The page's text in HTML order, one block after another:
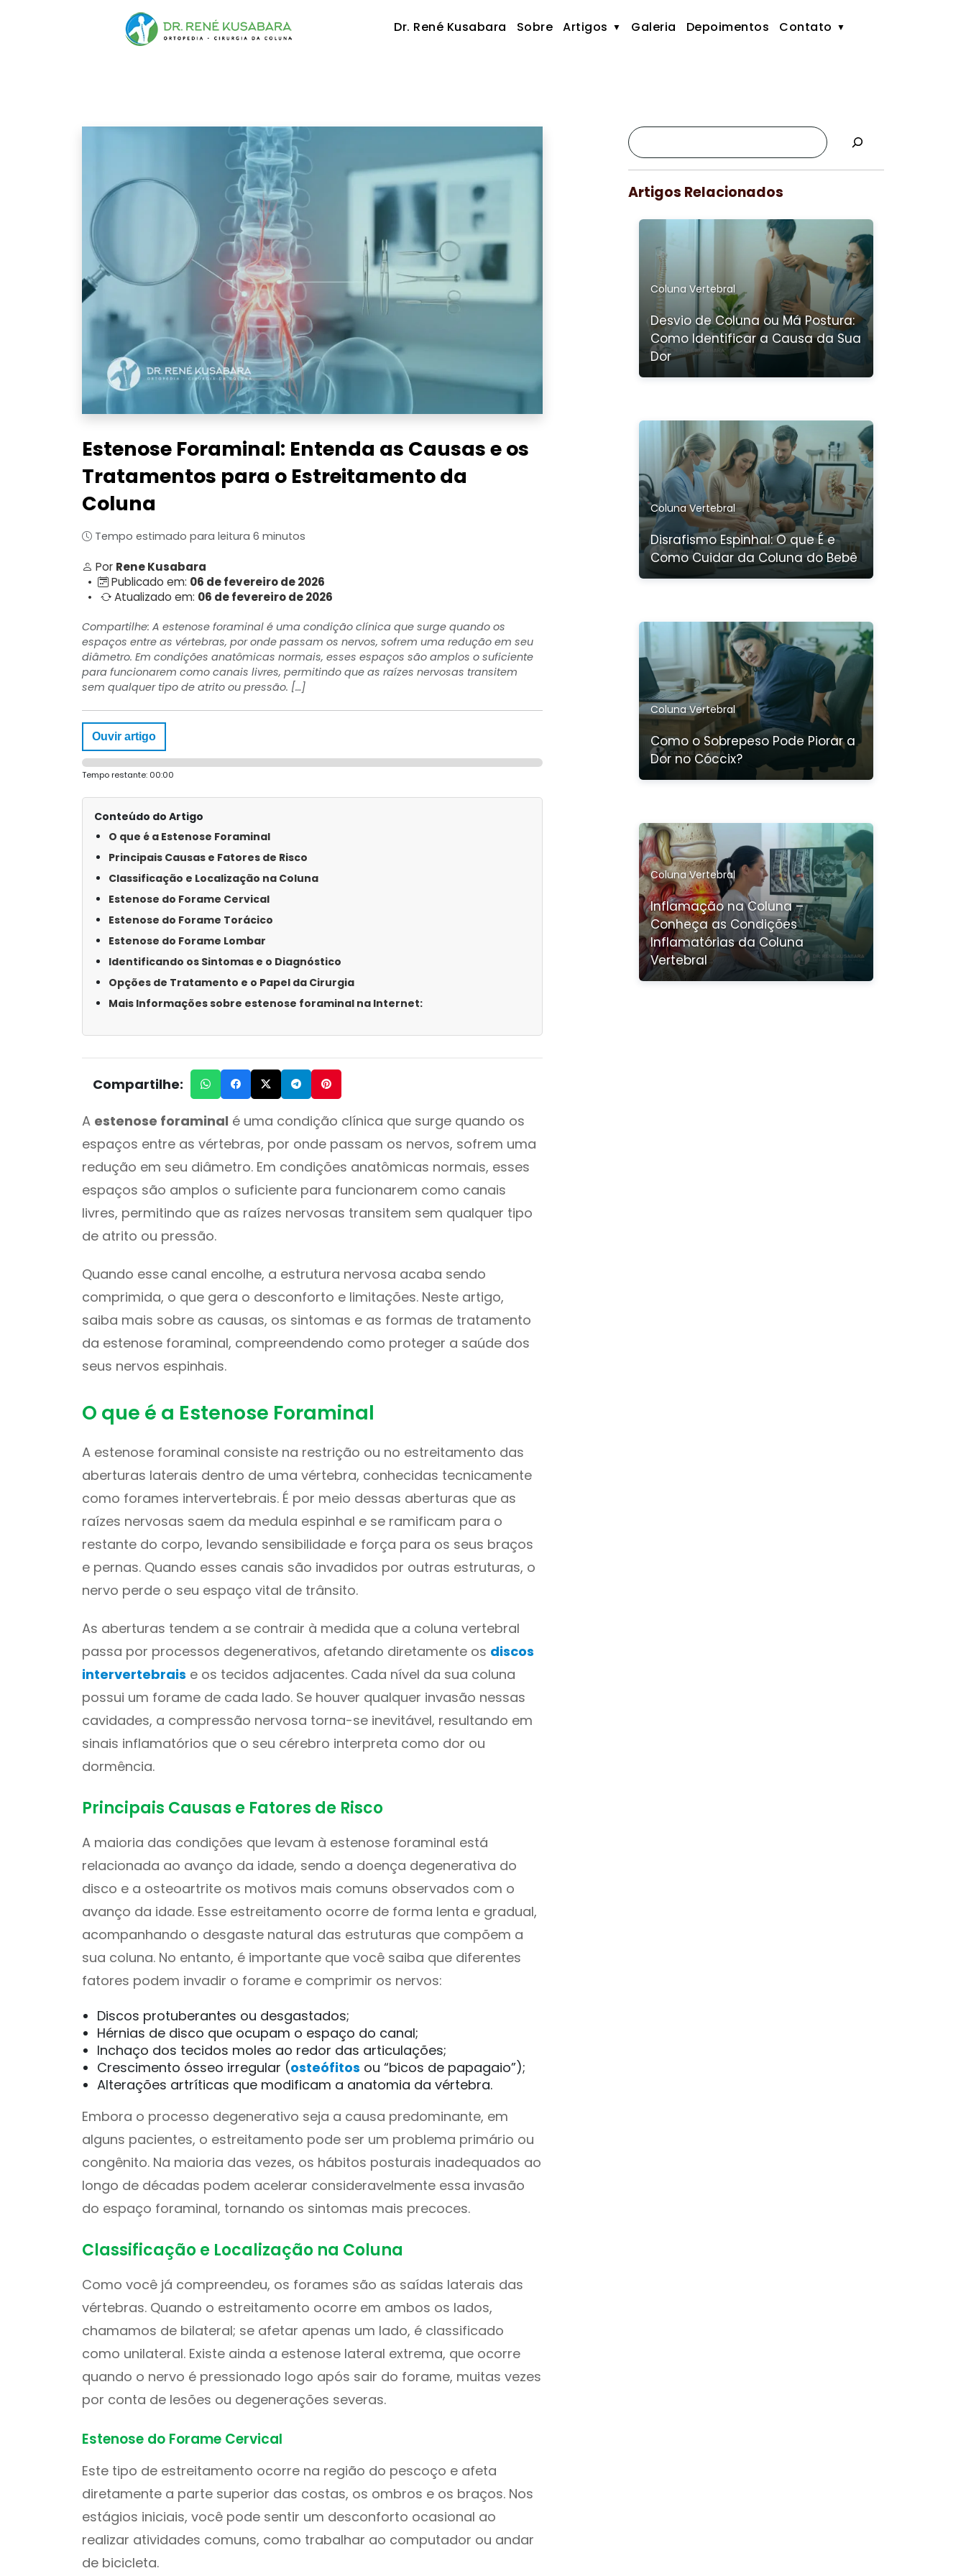
Dr. René Kusabara Sobre Artigos Galeria Depoimentos Contato
Estenose Foraminal: Entenda as Causas e os
Tratamentos para o Estreitamento da
Coluna
Tempo estimado para leitura 6 minutos
Por Rene Kusabara
•
Publicado em: 06 de fevereiro de 2026
•
Atualizado em: 06 de fevereiro de 2026
Compartilhe: A estenose foraminal é uma condição clínica que surge quando os
espaços entre as vértebras, por onde passam os nervos, sofrem uma redução em seu
diâmetro. Em condições anatômicas normais, esses espaços são amplos o suficiente
para funcionarem como canais livres, permitindo que as raízes nervosas transitem
sem qualquer tipo de atrito ou pressão. […]
Ouvir artigo
Tempo restante: 00:00
Conteúdo do Artigo
O que é a Estenose Foraminal
Principais Causas e Fatores de Risco
Classificação e Localização na Coluna
Estenose do Forame Cervical
Estenose do Forame Torácico
Estenose do Forame Lombar
Identificando os Sintomas e o Diagnóstico
Opções de Tratamento e o Papel da Cirurgia
Mais Informações sobre estenose foraminal na Internet:
Compartilhe:
A estenose foraminal é uma condição clínica que surge quando os
espaços entre as vértebras, por onde passam os nervos, sofrem uma
redução em seu diâmetro. Em condições anatômicas normais, esses
espaços são amplos o suficiente para funcionarem como canais
livres, permitindo que as raízes nervosas transitem sem qualquer tipo
de atrito ou pressão.
Quando esse canal encolhe, a estrutura nervosa acaba sendo
comprimida, o que gera o desconforto e limitações. Neste artigo,
saiba mais sobre as causas, os sintomas e as formas de tratamento
da estenose foraminal, compreendendo como proteger a saúde dos
seus nervos espinhais.
O que é a Estenose Foraminal
A estenose foraminal consiste na restrição ou no estreitamento das
aberturas laterais dentro de uma vértebra, conhecidas tecnicamente
como forames intervertebrais. É por meio dessas aberturas que as
raízes nervosas saem da medula espinhal e se ramificam para o
restante do corpo, levando sensibilidade e força para os seus braços
e pernas. Quando esses canais são invadidos por outras estruturas, o
nervo perde o seu espaço vital de trânsito.
As aberturas tendem a se contrair à medida que a coluna vertebral
passa por processos degenerativos, afetando diretamente os discos
intervertebrais e os tecidos adjacentes. Cada nível da sua coluna
possui um forame de cada lado. Se houver qualquer invasão nessas
cavidades, a compressão nervosa torna-se inevitável, resultando em
sinais inflamatórios que o seu cérebro interpreta como dor ou
dormência.
Principais Causas e Fatores de Risco
A maioria das condições que levam à estenose foraminal está
relacionada ao avanço da idade, sendo a doença degenerativa do
disco e a osteoartrite os motivos mais comuns observados com o
avanço da idade. Esse estreitamento ocorre de forma lenta e gradual,
acompanhando o desgaste natural das estruturas que compõem a
sua coluna. No entanto, é importante que você saiba que diferentes
fatores podem invadir o forame e comprimir os nervos:
Discos protuberantes ou desgastados;
Hérnias de disco que ocupam o espaço do canal;
Inchaço dos tecidos moles ao redor das articulações;
Crescimento ósseo irregular (osteófitos ou “bicos de papagaio”);
Alterações artríticas que modificam a anatomia da vértebra.
Embora o processo degenerativo seja a causa predominante, em
alguns pacientes, o estreitamento pode ser um problema primário ou
congênito. Na maioria das vezes, os hábitos posturais inadequados ao
longo de décadas podem acelerar consideravelmente essa invasão
do espaço foraminal, tornando os sintomas mais precoces.
Classificação e Localização na Coluna
Como você já compreendeu, os forames são as saídas laterais das
vértebras. Quando o estreitamento ocorre em ambos os lados,
chamamos de bilateral; se afetar apenas um lado, é classificado
como unilateral. Existe ainda a estenose lateral extrema, que ocorre
quando o nervo é pressionado logo após sair do forame, muitas vezes
por conta de lesões ou degenerações severas.
Estenose do Forame Cervical
Este tipo de estreitamento ocorre na região do pescoço e afeta
diretamente a parte superior das costas, os ombros e os braços. Nos
estágios iniciais, você pode sentir um desconforto ocasional ao
realizar atividades comuns, como trabalhar ao computador ou andar
de bicicleta.
Artigos Relacionados
Coluna Vertebral
Desvio de Coluna ou Má Postura:
Como Identificar a Causa da Sua
Dor
Coluna Vertebral
Disrafismo Espinhal: O que É e
Como Cuidar da Coluna do Bebê
Coluna Vertebral
Como o Sobrepeso Pode Piorar a
Dor no Cóccix?
Coluna Vertebral
Inflamação na Coluna –
Conheça as Condições
Inflamatórias da Coluna
Vertebral